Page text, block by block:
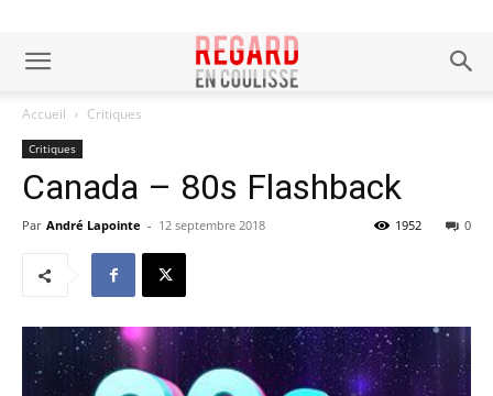
Accueil Critiques
Critiques
Canada – 80s Flashback
Par André Lapointe - 12 septembre 2018 0
1952